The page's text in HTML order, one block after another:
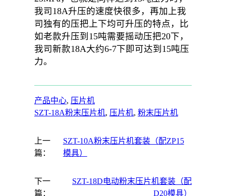
我司18A升压的速度快很多，再加上我
司独有的压把上下均可升压的特点，比
如老款升压到15吨需要摇动压把20下，
我司新款18A大约6-7下即可达到15吨压
力。
产品中心, 压片机
SZT-18A粉末压片机, 压片机, 粉末压片机
上一
篇：
SZT-10A粉末压片机套装（配ZP15
模具）
下一
篇：
SZT-18D电动粉末压片机套装（配
D20模具）